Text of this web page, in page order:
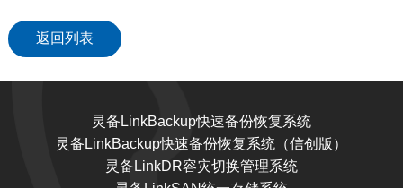
返回列表
灵备LinkBackup快速备份恢复系统
灵备LinkBackup快速备份恢复系统（信创版）
灵备LinkDR容灾切换管理系统